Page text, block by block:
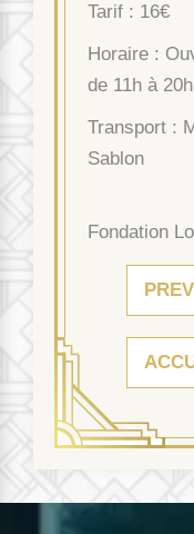
Tarif : 16€
Horaire :
de 11h à
Transport :
Sablon
Bus :
Fondation